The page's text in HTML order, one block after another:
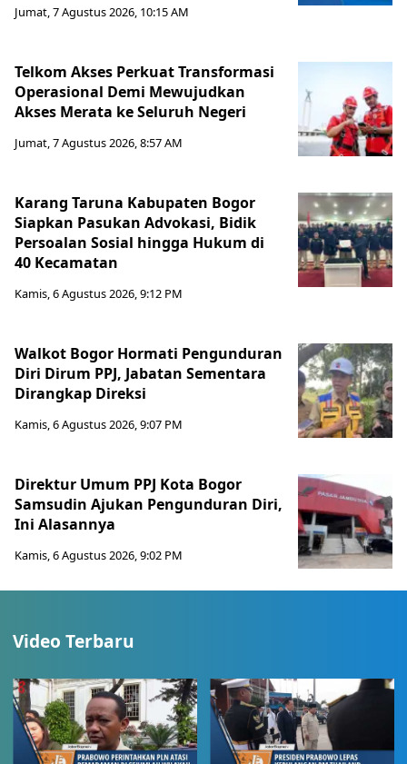
Jumat, 7 Agustus 2026, 10:15 AM
Telkom Akses Perkuat Transformasi
Operasional Demi Mewujudkan
Akses Merata ke Seluruh Negeri
Jumat, 7 Agustus 2026, 8:57 AM
Karang Taruna Kabupaten Bogor
Siapkan Pasukan Advokasi, Bidik
Persoalan Sosial hingga Hukum di
40 Kecamatan
Kamis, 6 Agustus 2026, 9:12 PM
Walkot Bogor Hormati Pengunduran
Diri Dirum PPJ, Jabatan Sementara
Dirangkap Direksi
Kamis, 6 Agustus 2026, 9:07 PM
Direktur Umum PPJ Kota Bogor
Samsudin Ajukan Pengunduran Diri,
Ini Alasannya
Kamis, 6 Agustus 2026, 9:02 PM
Video Terbaru